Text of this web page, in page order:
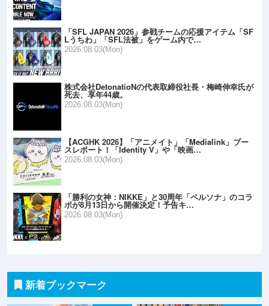
「SFL JAPAN 2026」参戦チームの応援アイテム「SF
Lうちわ」「SFL法被」をゲーム内で…
2026.08.03(Mon)
株式会社DetonatioNの代表取締役社長・梅崎伸幸氏が
死去、享年44歳。
2026.08.03(Mon)
【ACGHK 2026】「アニメイト」「Medialink」ブー
スレポート！「Identity V」や「映画…
2026.08.03(Mon)
「勝利の女神：NIKKE」と30周年「ペルソナ」のコラ
ボが8月13日から開催決定！予告キ…
2026.08.03(Mon)
新着ブックマーク